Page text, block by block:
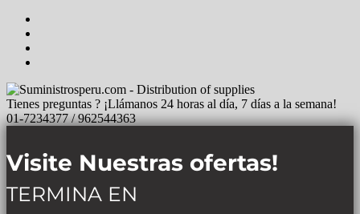
Tienes preguntas ? ¡Llámanos 24 horas al día, 7 días a la semana!
01-7234377 / 962544363
Visite Nuestras ofertas!
TERMINA EN